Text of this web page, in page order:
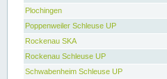
Plochingen
Poppenweiler Schleuse UP
Rockenau SKA
Rockenau Schleuse UP
Schwabenheim Schleuse UP